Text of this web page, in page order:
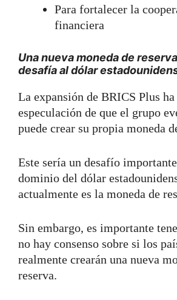
Para fortalecer la
financiera
Una nueva moneda de
desafía al dólar
La expansión de BRICS Plus
especulación de que el grupo
puede crear su propia moneda
Este sería un desafío
dominio del dólar
actualmente es la moneda de
Sin embargo, es importante
no hay consenso sobre si los
realmente crearán una nueva
reserva.